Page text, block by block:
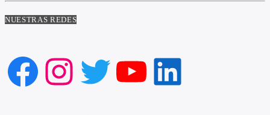
NUESTRAS REDES
Facebook
Instagram
Twitter
YouTube
LinkedIn